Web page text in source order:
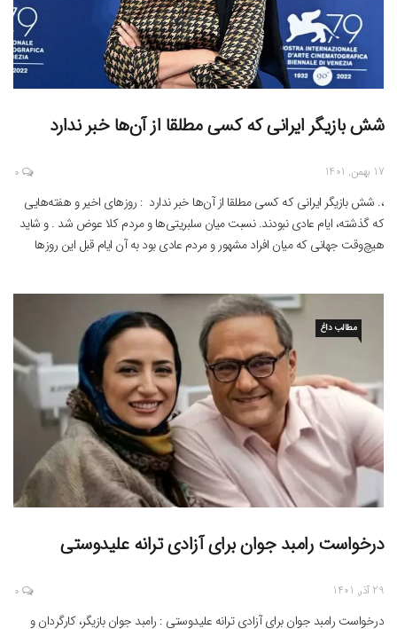
شش بازیگر ایرانی که کسی مطلقا از آن‌ها خبر ندارد
17 بهمن, 1401 0
،. شش بازیگر ایرانی که کسی مطلقا از آن‌ها خبر ندارد : روزهای اخیر و هفته‌هایی
که گذشته، ایام عادی نبودند. نسبت میان سلبریتی‌ها و مردم کلا عوض شد . و شاید
هیچ‌وقت جهانی که میان افراد مشهور و مردم عادی بود به آن ایام قبل این روزها
مطالب داغ
درخواست رامبد جوان برای آزادی ترانه علیدوستی
29 آذر, 1401 0
درخواست رامبد جوان برای آزادی ترانه علیدوستی : رامبد جوان بازیگر، کارگردان و